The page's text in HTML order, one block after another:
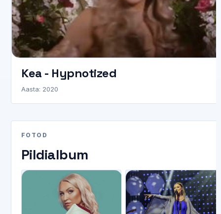
Kea - Hypnotized
Aasta: 2020
FOTOD
Pildialbum